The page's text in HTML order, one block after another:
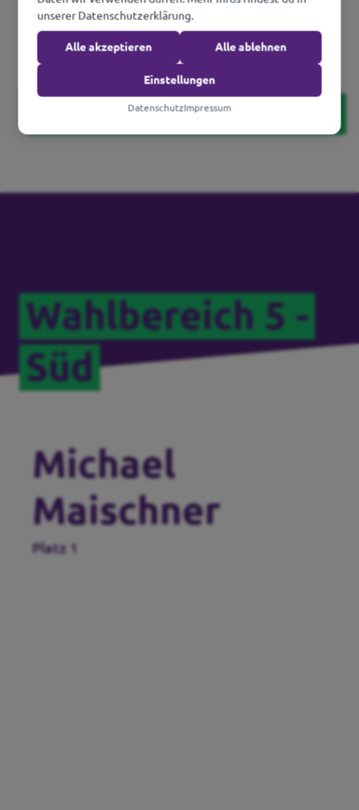
Profil anzeigen
Wahlbereich 5 -
Süd
Michael
Maischner
Platz 1
unserer Datenschutzerklärung.
Alle akzeptieren Alle ablehnen
Einstellungen
DatenschutzImpressum